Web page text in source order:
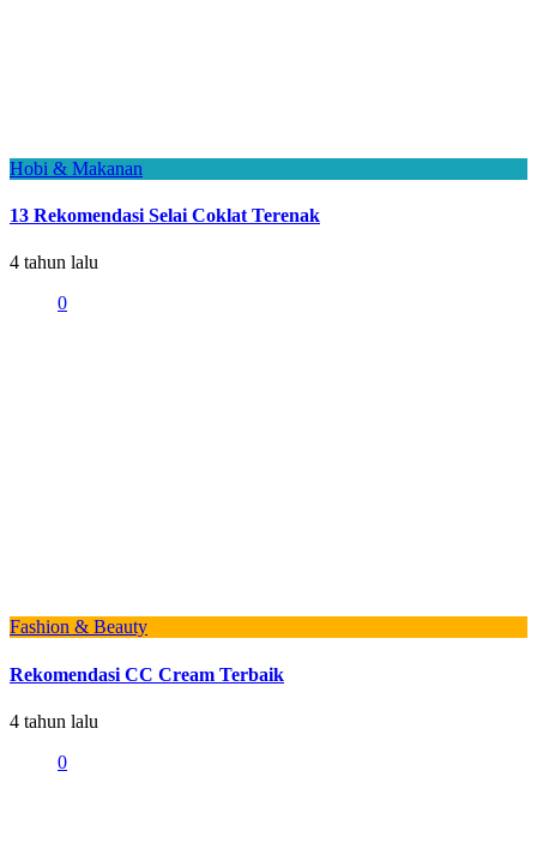
Hobi & Makanan
13 Rekomendasi Selai Coklat Terenak
4 tahun lalu
0
Fashion & Beauty
Rekomendasi CC Cream Terbaik
4 tahun lalu
0